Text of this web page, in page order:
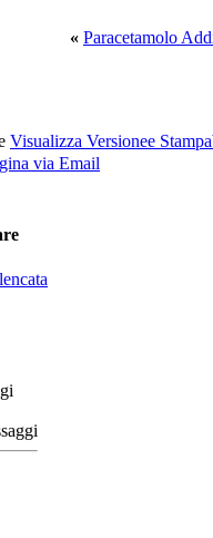
« Paracetamolo
Visualizza Versionee
via Email